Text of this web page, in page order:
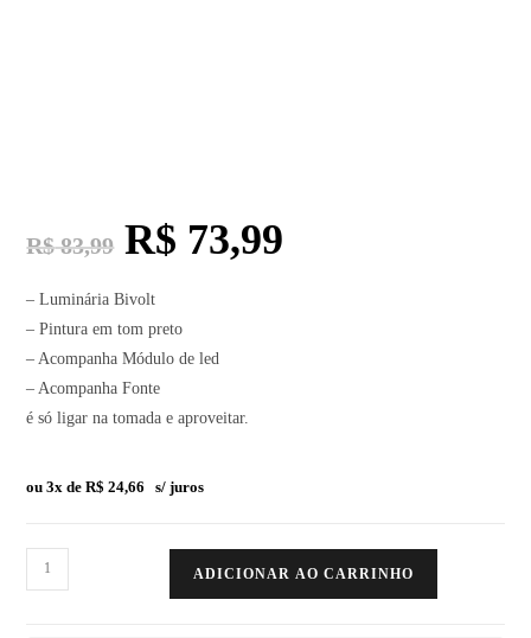
R$83,99 R$ 73,99
– Luminária Bivolt
– Pintura em tom preto
– Acompanha Módulo de led
– Acompanha Fonte
é só ligar na tomada e aproveitar.
ou 3x deR$ 24,66 s/ juros
ADICIONAR AO CARRINHO